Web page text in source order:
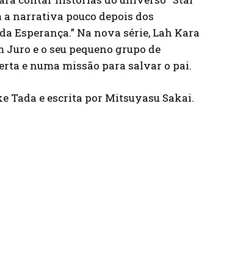
narrativa pouco depois dos
Esperança.” Na nova série, Lah Kara
e o seu pequeno grupo de
e numa missão para salvar o pai.
Tada e escrita por Mitsuyasu Sakai.